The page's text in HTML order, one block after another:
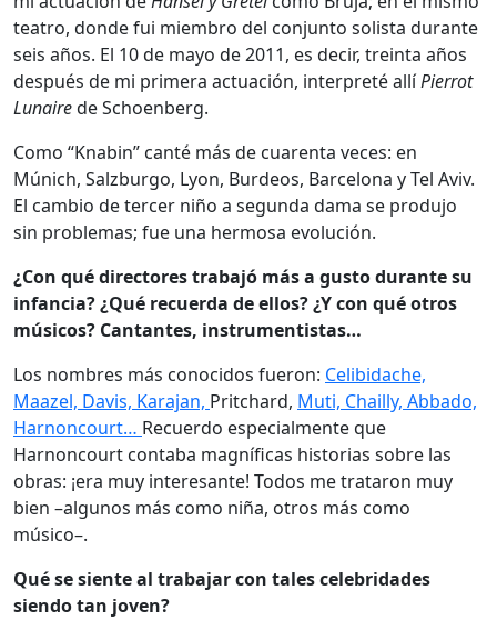
teatro, donde fui miembro del conjunto solista durante
seis años. El 10 de mayo de 2011, es decir, treinta años
después de mi primera actuación, interpreté allíPierrot
Lunairede Schoenberg.
Como “Knabin” canté más de cuarenta veces: en
Múnich, Salzburgo, Lyon, Burdeos, Barcelona y Tel Aviv.
El cambio de tercer niño a segunda dama se produjo
sin problemas; fue una hermosa evolución.
¿Con qué directores trabajó más a gusto durante su
infancia? ¿Qué recuerda de ellos? ¿Y con qué otros
músicos? Cantantes, instrumentistas…
Los nombres más conocidos fueron: Celibidache,
Maazel, Davis, Karajan, Pritchard, Muti, Chailly, Abbado,
Harnoncourt… Recuerdo especialmente que
Harnoncourt contaba magníficas historias sobre las
obras: ¡era muy interesante! Todos me trataron muy
bien –algunos más como niña, otros más como
músico–.
Qué se siente al trabajar con tales celebridades
siendo tan joven?